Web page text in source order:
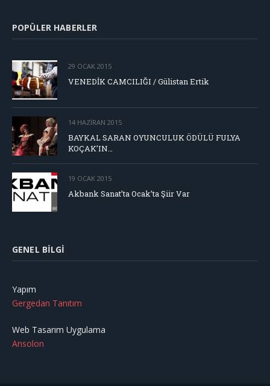
POPÜLER HABERLER
29 OCAK 2015
VENEDİK CAMCILIĞI / Gülistan Ertik
14 HAZIRAN 2015
BAYKAL SARAN OYUNCULUK ÖDÜLÜ FULYA
KOÇAK’IN…
19 OCAK 2015
Akbank Sanat’ta Ocak’ta Şiir Var
GENEL BILGI
Yapım
Gergedan Tanıtım
Web Tasarım Uygulama
Ansolon